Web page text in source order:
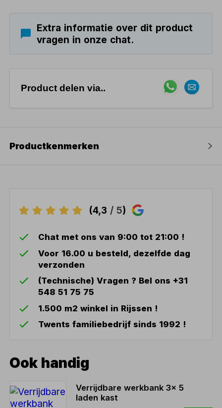
Extra informatie over dit product
vragen in onze chat.
Product delen via..
Productkenmerken
(4,3 / 5)
Chat met ons van 9:00 tot 21:00 !
Voor 16.00 u besteld, dezelfde dag
verzonden
(Technische) Vragen ? Bel ons +31
548 51 75 75
1.500 m2 winkel in Rijssen !
Twents familiebedrijf sinds 1992 !
Ook handig
Verrijdbare werkbank 3x 5
laden kast